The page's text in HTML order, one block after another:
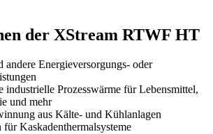
der XStream RTWF HT
andere Energieversorgungs- oder
industrielle Prozesswärme für Lebensmittel,
und mehr
aus Kälte- und Kühlanlagen
für Kaskadenthermalsysteme